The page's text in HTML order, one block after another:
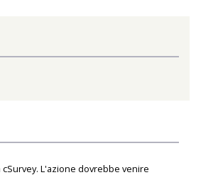
L'azione dovrebbe venire